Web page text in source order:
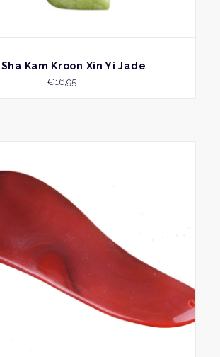
Sha Kam Kroon Xin Yi Jade
€16,95